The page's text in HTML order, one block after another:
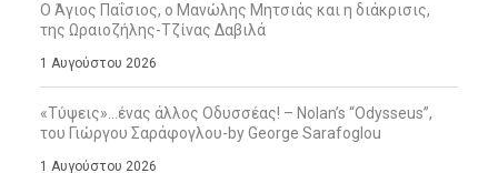
Ο Άγιος Παΐσιος, ο Μανώλης Μητσιάς και η διάκρισις,
της Ωραιοζήλης-Τζίνας Δαβιλά
1 Αυγούστου 2026
«Τύψεις»…ένας άλλος Οδυσσέας! – Nolan’s “Odysseus”,
του Γιώργου Σαράφογλου-by George Sarafoglou
1 Αυγούστου 2026